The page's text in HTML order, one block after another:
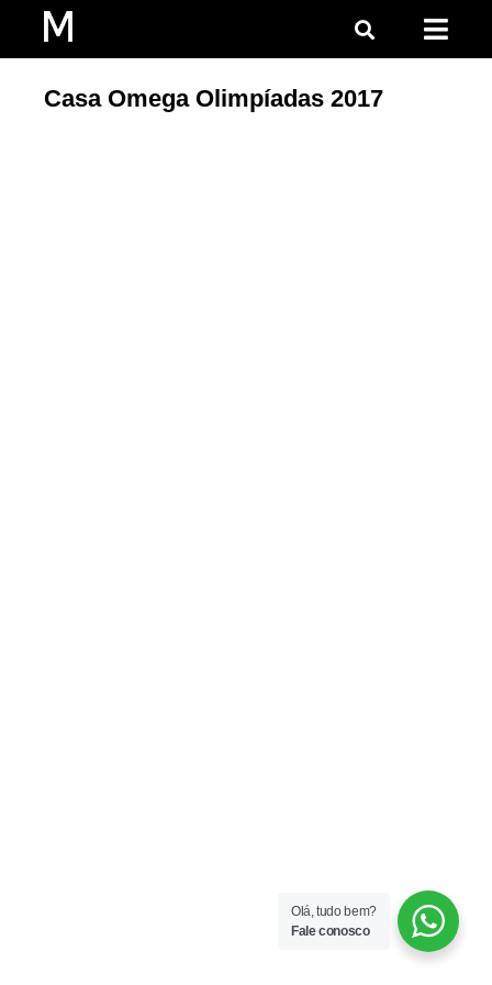
Casa Omega Olimpíadas 2017
Olá, tudo bem?
Fale conosco